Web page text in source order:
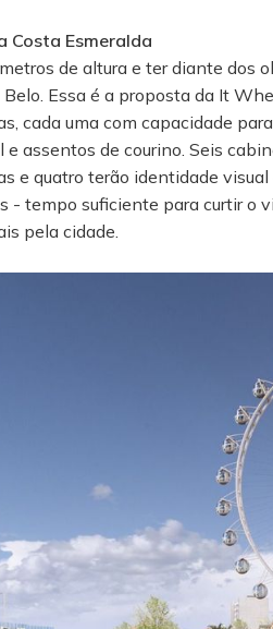
Costa Esmeralda
de altura e ter diante dos
Essa é a proposta da It
cada uma com capacidade
e assentos de courino. Seis
e quatro terão identidade
- tempo suficiente para curtir o
pela cidade.